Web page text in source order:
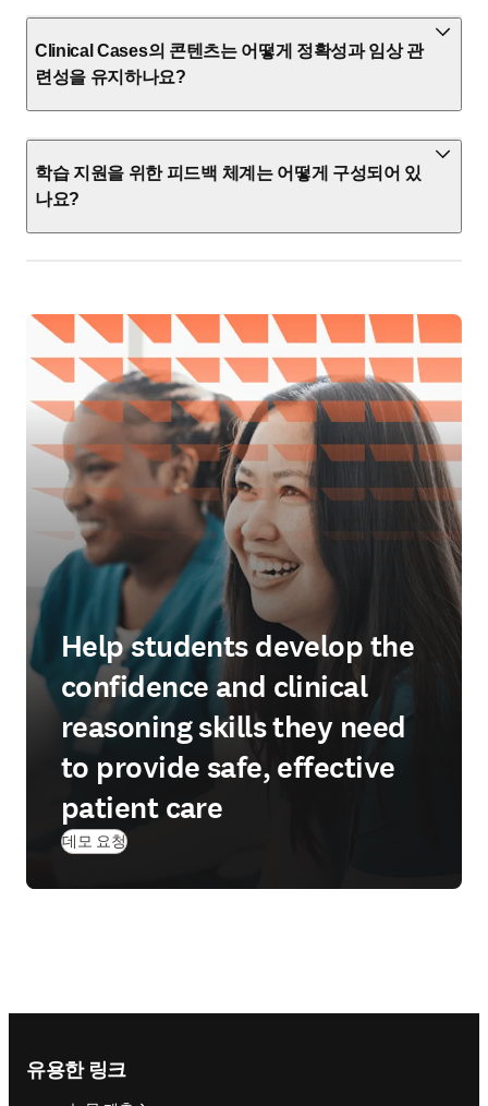
Clinical Cases의 콘텐츠는 어떻게 정확성과 임상 관
련성을 유지하나요?
학습 지원을 위한 피드백 체계는 어떻게 구성되어 있
나요?
Help students develop the
confidence and clinical
reasoning skills they need
to provide safe, effective
patient care
데모 요청
유용한 링크